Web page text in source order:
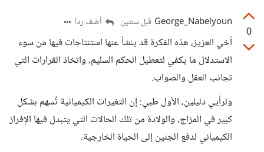
0
George_Nabelyoun قبل سنتين أضف ردا
أخي العزيز، هذه الفكرة قد ينشأ عنها استنتاجات فيها من سوء
الاستدلال ما يكفي لتعطيل الحكم السليم، واتخاذ القرارات التي
تجانب العقل والصواب.
ولرأيي دليلين، الأول طبي: إن التغيرات الكيميائية تُسهم بشكل
كبير في المزاج، والولادة من تلك الحالات التي يتبدل فيها الإفراز
الكيميائي لدفع الجنين إلى الحياة الخارجية.